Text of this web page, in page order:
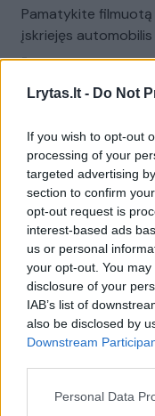
Lrytas.lt - Do Not
If you wish to opt-out
processing of your
targeted advertising
section to confirm
opt-out request is
interest-based ads
us or personal
your opt-out. You
disclosure of your
IAB’s list of
also be disclosed by
Downstream
Personal Data
Pamatykite
įskriejęs automobilis
Žinios | Lietuvos diena
savaitę: karščiai
Žinios Orai
vaiko gyvybių